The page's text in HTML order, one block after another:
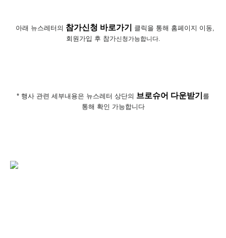
아래 뉴스레터의 참가신청 바로가기 클릭을 통해 홈페이지 이동,
회원가입 후 참가신청가능합니다.
* 행사 관련 세부내용은 뉴스레터 상단의 브로슈어 다운받기 를
통해 확인 가능합니다